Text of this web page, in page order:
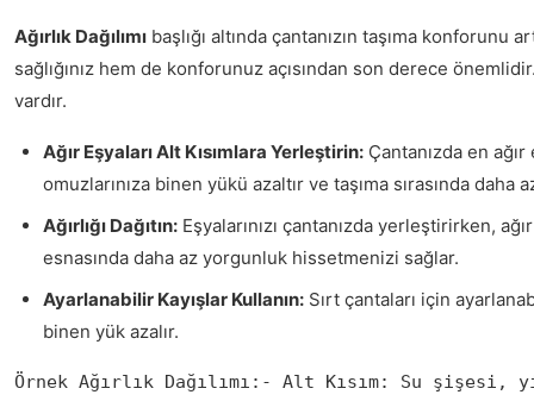
Ağırlık Dağılımı başlığı altında çantanızın taşıma konforunu
sağlığınız hem de konforunuz açısından son derece
vardır.
Ağır Eşyaları Alt Kısımlara Yerleştirin: Çantanızda en
omuzlarınıza binen yükü azaltır ve taşıma sırasında daha
Ağırlığı Dağıtın: Eşyalarınızı çantanızda yerleştirirken,
esnasında daha az yorgunluk hissetmenizi sağlar.
Ayarlanabilir Kayışlar Kullanın: Sırt çantaları için
binen yük azalır.
Örnek Ağırlık Dağılımı:- Alt Kısım: Su